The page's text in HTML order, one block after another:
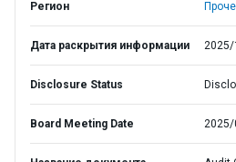
Регион
Дата раскрытия информации 2025/
Disclosure Status
Board Meeting Date